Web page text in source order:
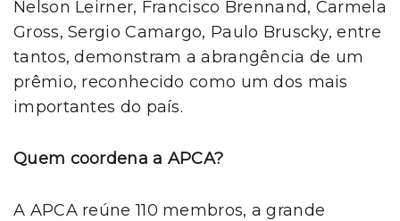
Nelson Leirner, Francisco Brennand, Carmela
Gross, Sergio Camargo, Paulo Bruscky, entre
tantos, demonstram a abrangência de um
prêmio, reconhecido como um dos mais
importantes do país.
Quem coordena a APCA?
A APCA reúne 110 membros, a grande